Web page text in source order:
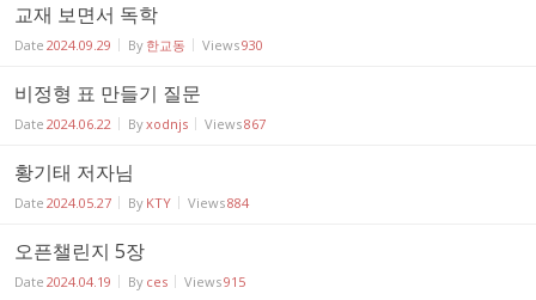
교재 보면서 독학
Date 2024.09.29 By 한교동 Views930
비정형 표 만들기 질문
Date 2024.06.22 Byxodnjs Views867
황기태 저자님
Date 2024.05.27 By KTY Views884
오픈챌린지 5장
Date 2024.04.19 By ces Views915